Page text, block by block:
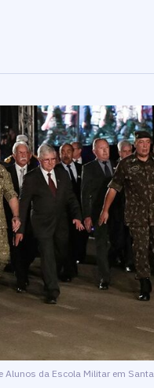
Alunos da Escola Militar em Santa